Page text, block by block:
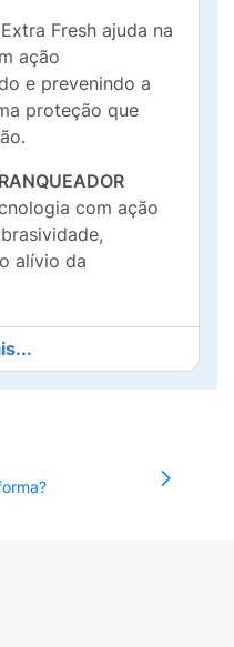
Fresh ajuda na
ação
e prevenindo a
proteção que
com ação
alívio da
um sabor
Ação Branqueadora
para
e nossos